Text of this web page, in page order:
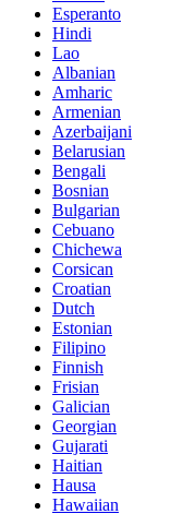
Esperanto
Hindi
Lao
Albanian
Amharic
Armenian
Azerbaijani
Belarusian
Bengali
Bosnian
Bulgarian
Cebuano
Chichewa
Corsican
Croatian
Dutch
Estonian
Filipino
Finnish
Frisian
Galician
Georgian
Gujarati
Haitian
Hausa
Hawaiian